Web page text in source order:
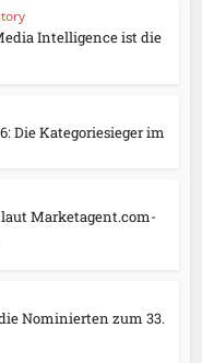
Intelligence ist die
Die Kategoriesieger im
Marketagent.com-
Nominierten zum 33.